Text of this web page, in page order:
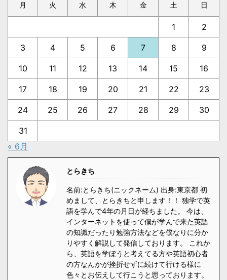
月 火 水 木 金 土 日
1 2
3 4 5 6 7 8 9
10 11 12 13 14 15 16
17 18 19 20 21 22 23
24 25 26 27 28 29 30
31
« 6月
とらきち
名前:とらきち(ニックネーム) 出身:東京都 初
めまして、とらきちと申します！！ 独学で英
語を学んで4年の月日が経ちました。 今は、
インターネットを使って僕が学んで来た英語
の知識だったり勉強方法などを僕なりに分か
りやすく解説して発信しております。 これか
ら、英語を学ぼうと考えてる方や英語初心者
の方なんかが挫折せずに続けて行ける様に
色々とお伝えして行こうと思っております。